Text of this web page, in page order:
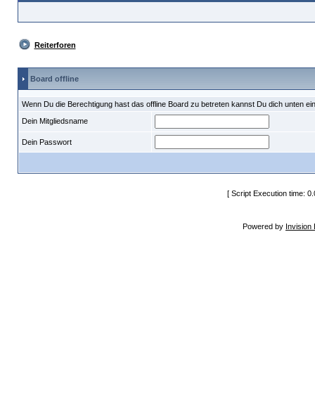
Reiterforen
Board offline
Wenn Du die Berechtigung hast das offline Board zu betreten kannst Du dich unten
Dein Mitgliedsname
Dein Passwort
[ Script Execution time:
Powered by Invision